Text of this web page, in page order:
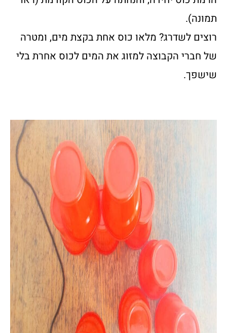
תמונה).
רוצים לשדרג? מלאו כוס אחת בקצת מים, ומטרה
של חברי הקבוצה למזוג את המים לכוס אחרת בלי
שישפך.